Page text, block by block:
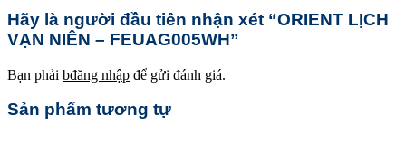
Hãy là người đầu tiên nhận xét “ORIENT LỊCH
VẠN NIÊN – FEUAG005WH”
Bạn phải bđăng nhập để gửi đánh giá.
Sản phẩm tương tự